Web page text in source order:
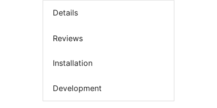
Details
Reviews
Installation
Development